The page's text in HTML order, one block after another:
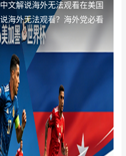
文解说海外无法观看在美国
海外无法观看？海外党必看